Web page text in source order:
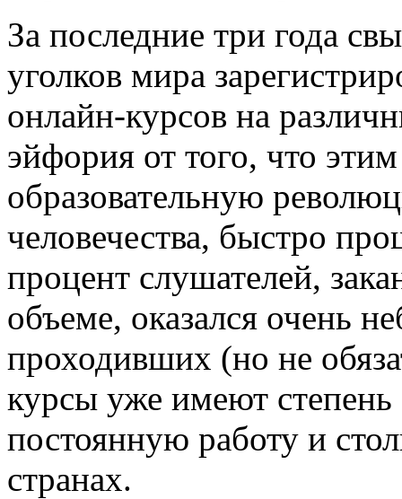
За последние три года
уголков мира
онлайн-курсов на
эйфория от того, что
образовательную
человечества, быстро
процент слушателей,
объеме, оказался очень
проходивших (но не
курсы уже имеют
постоянную работу и
странах.